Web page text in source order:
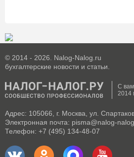
© 2014 - 2026. Nalog-Nalog.ru
бухгалтерские новости и статьи.
С
2014
Адрес: 105066, г. Москва, ул.
Электронная почта: pisma@nalog-
Телефон: +7 (495) 134-48-07